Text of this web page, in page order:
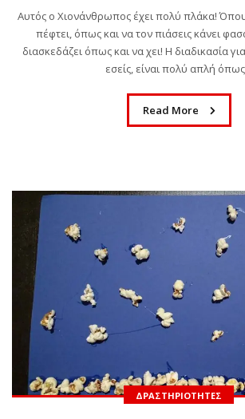
Αυτός ο Χιονάνθρωπος έχει πολύ πλάκα!
πέφτει, όπως και να τον πιάσεις κάνει
διασκεδάζει όπως και να χει! Η διαδικασία
εσείς, είναι πολύ απλή
Read More
ΔΡΑΣΤΗΡΙΌΤΗΤΕΣ